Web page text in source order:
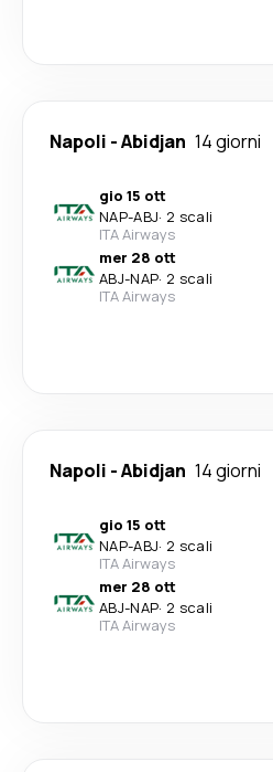
Napoli -Abidjan 14 giorni
gio 15 ott
NAP-ABJ· 2 scali
ITA Airways
mer 28 ott
ABJ-NAP· 2 scali
ITA Airways
Napoli -Abidjan 14 giorni
gio 15 ott
NAP-ABJ· 2 scali
ITA Airways
mer 28 ott
ABJ-NAP· 2 scali
ITA Airways